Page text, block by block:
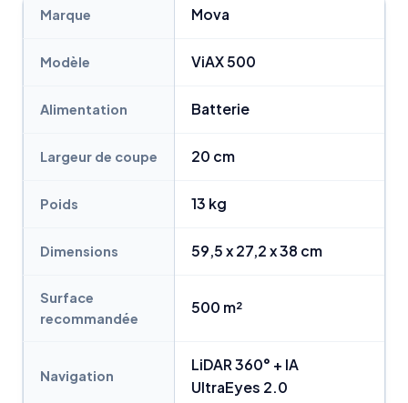
Marque Mova
Modèle ViAX 500
Alimentation Batterie
Largeur de coupe 20 cm
Poids 13 kg
Dimensions 59,5 x 27,2 x 38 cm
Surface
recommandée
500 m²
Navigation
LiDAR 360° + IA
UltraEyes 2.0